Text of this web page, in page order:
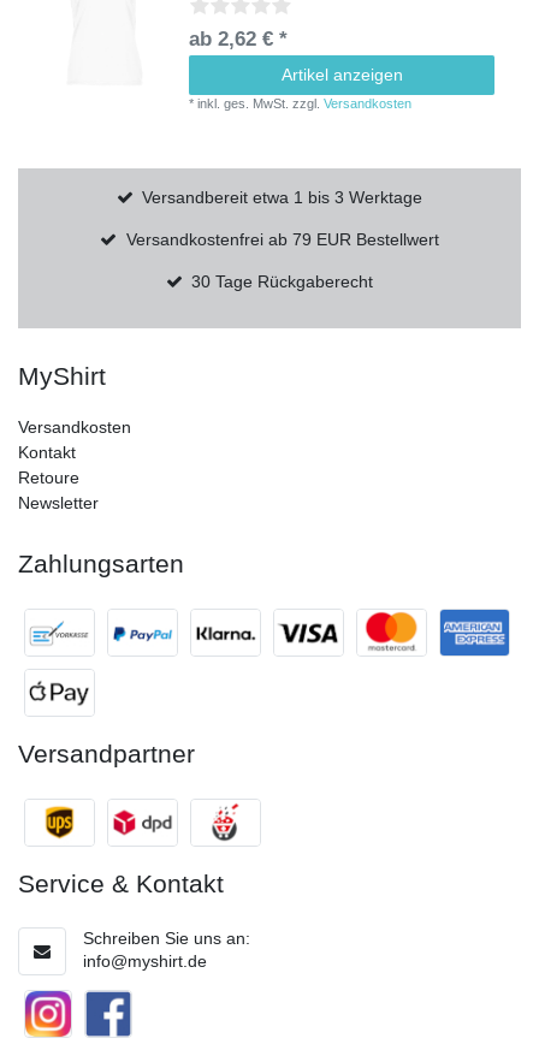
ab 2,62 € *
Artikel anzeigen
*inkl. ges. MwSt. zzgl.Versandkosten
Versandbereit etwa 1 bis 3 Werktage
Versandkostenfrei ab 79 EUR Bestellwert
30 Tage Rückgaberecht
MyShirt
Versandkosten
Kontakt
Retoure
Newsletter
Zahlungsarten
Versandpartner
Service & Kontakt
Schreiben Sie uns an:
info@myshirt.de